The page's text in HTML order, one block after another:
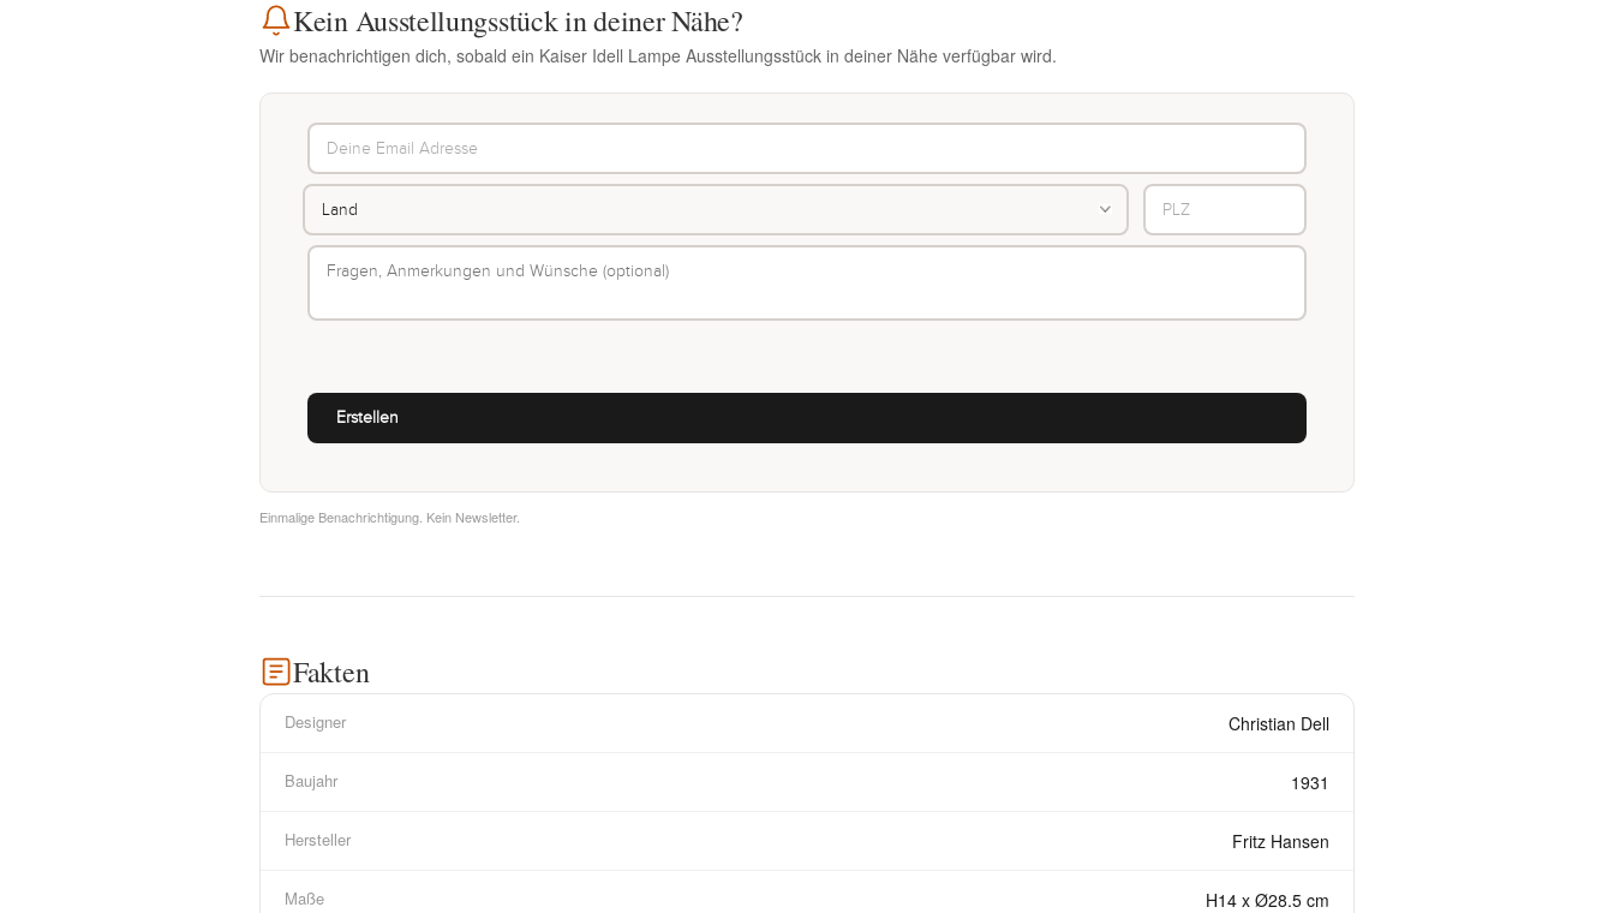
Kein Ausstellungsstück in deiner Nähe?
Wir benachrichtigen dich, sobald ein Kaiser Idell Lampe Ausstellungsstück in deiner Nähe verfügbar wird.
Einmalige Benachrichtigung. Kein Newsletter.
Fakten
Designer Christian Dell
Baujahr 1931
Hersteller Fritz Hansen
Maße H14 x Ø28.5 cm